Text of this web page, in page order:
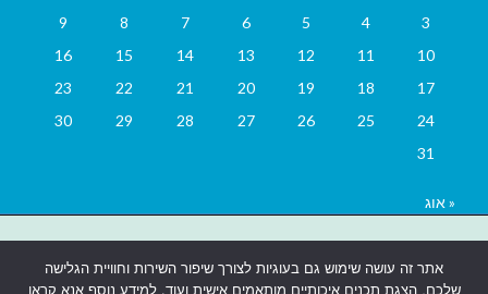
3
4
5
6
7
8
9
10
11
12
13
14
15
16
17
18
19
20
21
22
23
24
25
26
27
28
29
30
31
« אוג
אתרים בבאר שבע|
אתר זה עושה שימוש גם בעוגיות לצורך שיפור השירות וחוויית הגלישה
שלכם, הצגת תכנים איכותיים מותאמים אישית ועוד. למידע נוסף אנא קראו